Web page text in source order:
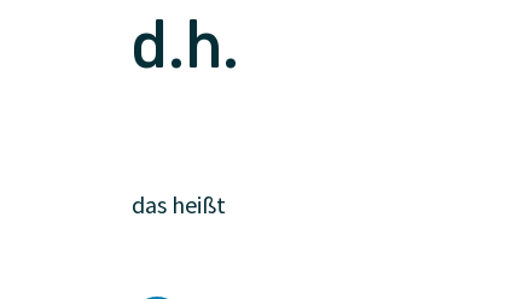
d.h.
das heißt